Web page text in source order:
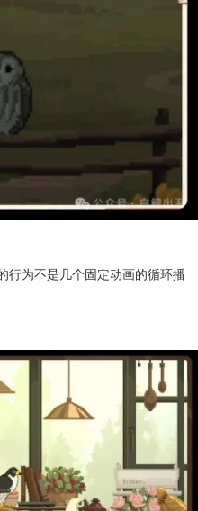
行为不是几个固定动画的循环播